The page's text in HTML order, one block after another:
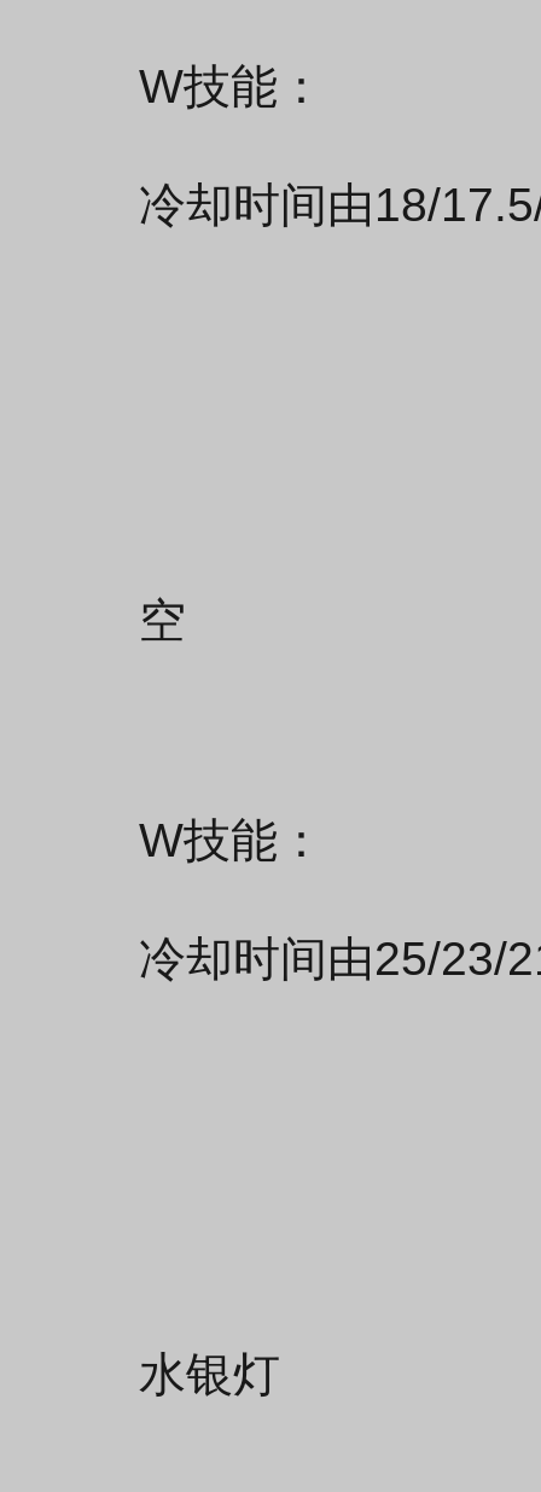
W技能：
冷却时间由18/
空
W技能：
冷却时间由25/23/
水银灯